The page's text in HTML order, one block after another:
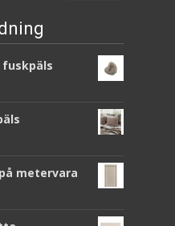
fuskpäls
metervara